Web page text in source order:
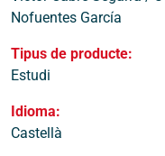
Nofuentes García
Tipus de producte:
Estudi
Idioma:
Castellà